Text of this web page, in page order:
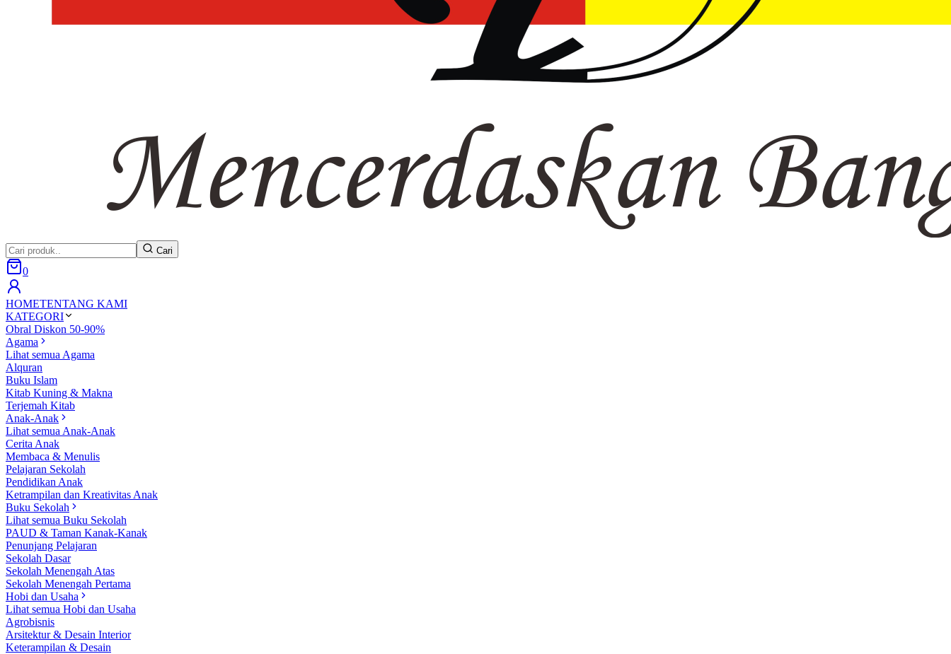
Cari
0
HOMETENTANG KAMI
KATEGORI
Obral Diskon 50-90%
Agama
Lihat semua Agama
Alquran
Buku Islam
Kitab Kuning & Makna
Terjemah Kitab
Anak-Anak
Lihat semua Anak-Anak
Cerita Anak
Membaca & Menulis
Pelajaran Sekolah
Pendidikan Anak
Ketrampilan dan Kreativitas Anak
Buku Sekolah
Lihat semua Buku Sekolah
PAUD & Taman Kanak-Kanak
Penunjang Pelajaran
Sekolah Dasar
Sekolah Menengah Atas
Sekolah Menengah Pertama
Hobi dan Usaha
Lihat semua Hobi dan Usaha
Agrobisnis
Arsitektur & Desain Interior
Keterampilan & Desain